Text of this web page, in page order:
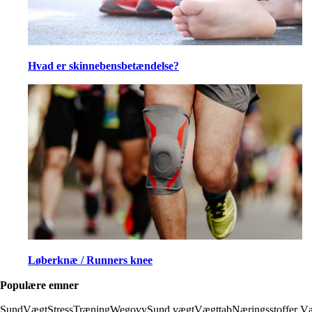
Hvad er skinnebensbetændelse?
Løberknæ / Runners knee
Populære emner
SundVægtStressTræningWegovySund vægtVægttabNæringsstoffer